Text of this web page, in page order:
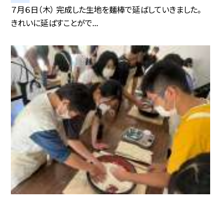
７月６日（木） 完成した生地を麺棒で延ばしていきました。
きれいに延ばすことがで...